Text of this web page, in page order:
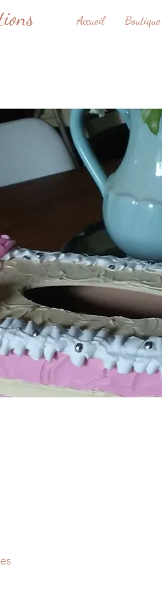
Accueil Boutique